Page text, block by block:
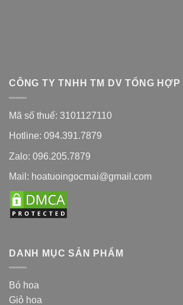
CÔNG TY TNHH TM DV TỔNG HỢP
Mã số thuế: 3101127110
Hotline: 094.391.7879
Zalo: 096.205.7879
Mail: hoatuoingocmai@gmail.com
DANH MỤC SẢN PHẨM
Bó hoa
Giỏ hoa